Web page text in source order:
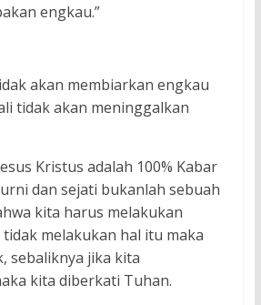
engkau.”
akan membiarkan engkau
tidak akan meninggalkan
Kristus adalah 100% Kabar
dan sejati bukanlah sebuah
kita harus melakukan
melakukan hal itu maka
sebaliknya jika kita
kita diberkati Tuhan.